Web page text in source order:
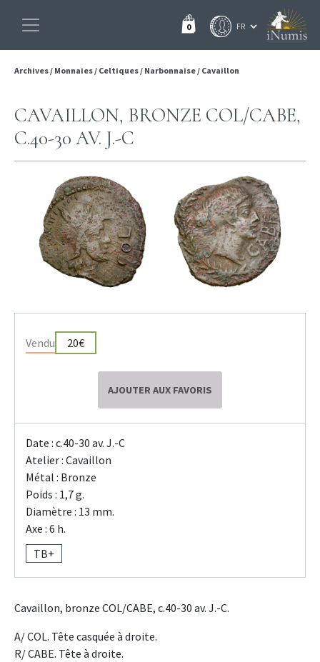
0
Archives/ Monnaies/ Celtiques/ Narbonnaise/ Cavaillon
CAVAILLON, BRONZE COL/CABE,
C.40-30 AV. J.-C
Vendu 20€
AJOUTER AUX FAVORIS
Date : c.40-30 av. J.-C
Atelier : Cavaillon
Métal : Bronze
Poids : 1,7 g.
Diamètre : 13 mm.
Axe : 6 h.
TB+
Cavaillon, bronze COL/CABE, c.40-30 av. J.-C.
A/ COL. Tête casquée à droite.
R/ CABE. Tête à droite.